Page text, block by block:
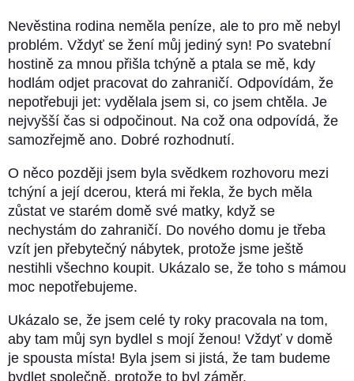
Nevěstina rodina neměla peníze, ale to pro mě nebyl
problém. Vždyť se žení můj jediný syn! Po svatební
hostině za mnou přišla tchýně a ptala se mě, kdy
hodlám odjet pracovat do zahraničí. Odpovídám, že
nepotřebuji jet: vydělala jsem si, co jsem chtěla. Je
nejvyšší čas si odpočinout. Na což ona odpovídá, že
samozřejmě ano. Dobré rozhodnutí.
O něco později jsem byla svědkem rozhovoru mezi
tchýní a její dcerou, která mi řekla, že bych měla
zůstat ve starém domě své matky, když se
nechystám do zahraničí. Do nového domu je třeba
vzít jen přebytečný nábytek, protože jsme ještě
nestihli všechno koupit. Ukázalo se, že toho s mámou
moc nepotřebujeme.
Ukázalo se, že jsem celé ty roky pracovala na tom,
aby tam můj syn bydlel s mojí ženou! Vždyť v domě
je spousta místa! Byla jsem si jistá, že tam budeme
bydlet společně, protože to byl záměr.